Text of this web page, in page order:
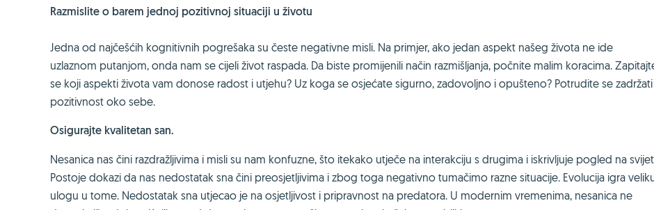
Razmislite o barem jednoj pozitivnoj situaciji u životu
Jedna od najčešćih kognitivnih pogrešaka su česte negativne misli. Na primjer, ako jedan aspekt našeg života ne ide
uzlaznom putanjom, onda nam se cijeli život raspada. Da biste promijenili način razmišljanja, počnite malim koracima.
se koji aspekti života vam donose radost i utjehu? Uz koga se osjećate sigurno, zadovoljno i opušteno? Potrudite se zadržati
pozitivnost oko sebe.
Osigurajte kvalitetan san.
Nesanica nas čini razdražljivima i misli su nam konfuzne, što itekako utječe na interakciju s drugima i iskrivljuje pogled na
Postoje dokazi da nas nedostatak sna čini preosjetljivima i zbog toga negativno tumačimo razne situacije. Evolucija igra
ulogu u tome. Nedostatak sna utjecao je na osjetljivost i pripravnost na predatora. U modernim vremenima, nesanica ne